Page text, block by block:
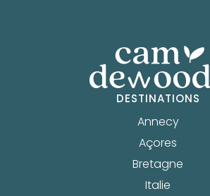
DESTINATIONS
Annecy
Açores
Bretagne
Italie